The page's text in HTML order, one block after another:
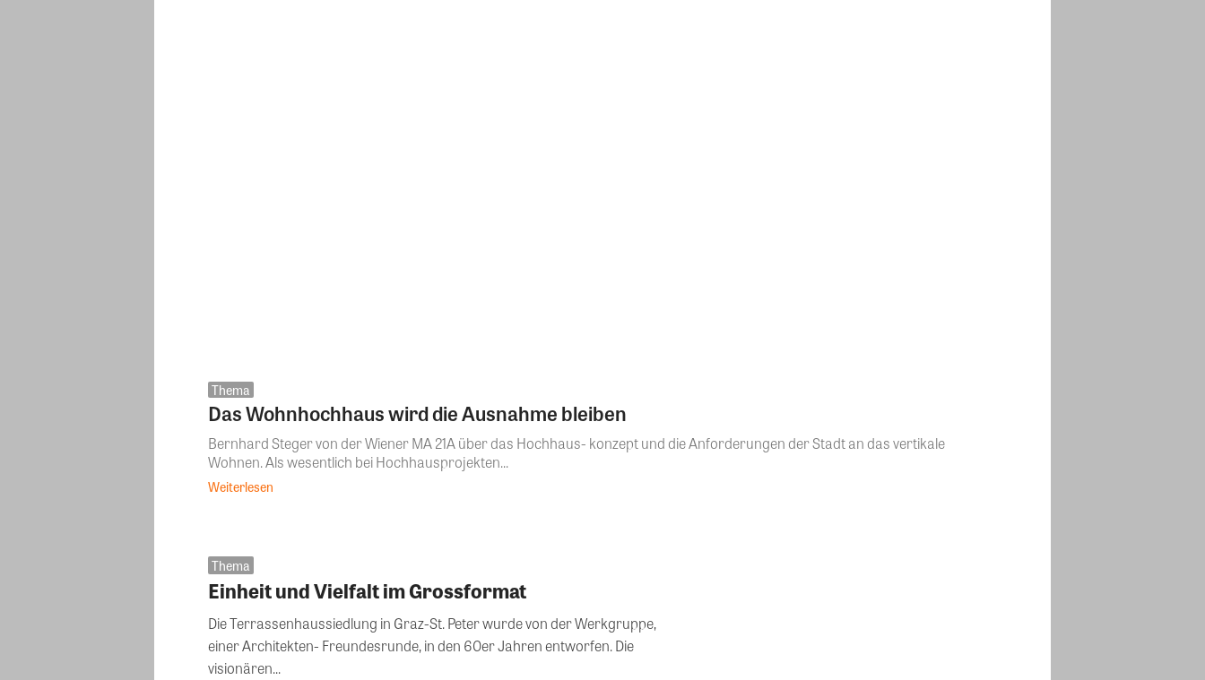
Thema
Das Wohnhochhaus wird die Ausnahme bleiben
Bernhard Steger von der Wiener MA 21A über das Hochhaus- konzept und die Anforderungen der Stadt an das vertikale
Wohnen. Als wesentlich bei Hochhausprojekten...
Weiterlesen
Thema
Einheit und Vielfalt im Grossformat
Die Terrassenhaussiedlung in Graz-St. Peter wurde von der Werkgruppe,
einer Architekten- Freundesrunde, in den 60er Jahren entworfen. Die
visionären...